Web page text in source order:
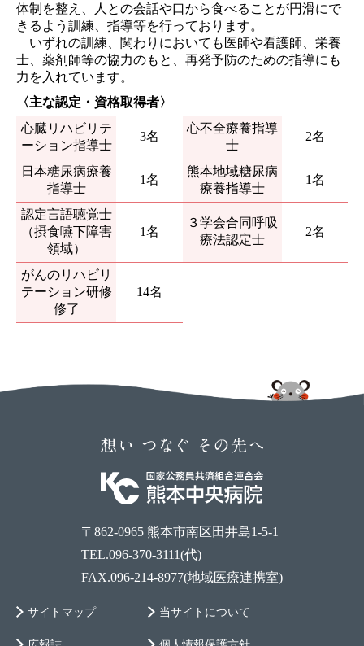
体制を整え、人との会話や口から食べることが円滑にで
きるよう訓練、指導等を行っております。
いずれの訓練、関わりにおいても医師や看護師、栄養
士、薬剤師等の協力のもと、再発予防のための指導にも
力を入れています。
〈主な認定・資格取得者〉
心臓リハビリテ
ーション指導士
3名
心不全療養指導
士
2名
日本糖尿病療養
指導士
1名
熊本地域糖尿病
療養指導士
1名
認定言語聴覚士
（摂食嚥下障害
領域）
1名
３学会合同呼吸
療法認定士
2名
がんのリハビリ
テーション研修
修了
14名
〒862-0965 熊本市南区田井島1-5-1
TEL.096-370-3111(代)
FAX.096-214-8977(地域医療連携室)
サイトマップ 当サイトについて